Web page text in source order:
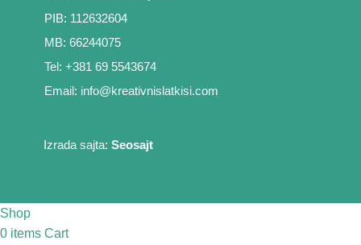
PIB: 112632604
MB: 66244075
Tel: +381 69 5543674
Email: info@kreativnislatkisi.com
Izrada sajta: Seosajt
Shop
0 items Cart